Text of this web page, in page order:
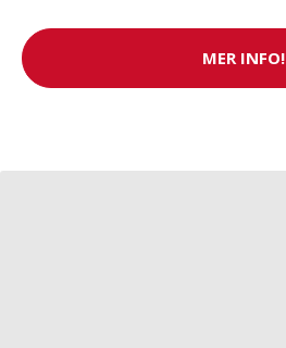
MER INFO!